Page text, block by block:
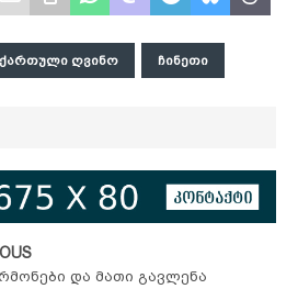
ᲥᲐᲠᲗᲣᲚᲘ ᲦᲕᲘᲜᲝ ᲩᲘᲜᲔᲗᲘ
და მათი გავლენა